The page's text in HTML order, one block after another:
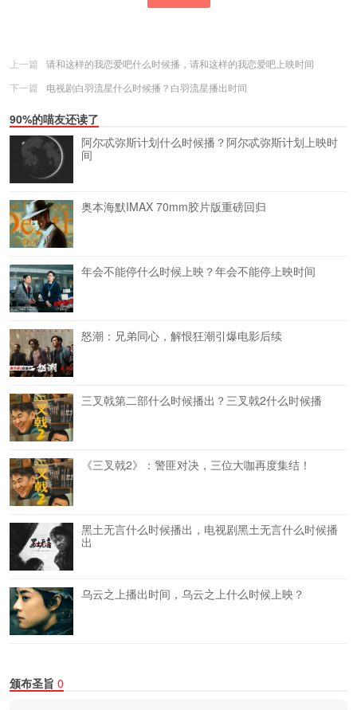
上一篇
请和这样的我恋爱吧什么时候播，请和这样的我恋爱吧上映时间
下一篇
电视剧白羽流星什么时候播？白羽流星播出时间
90%的喵友还读了
阿尔忒弥斯计划什么时候播？阿尔忒弥斯计划上映时
间
奥本海默IMAX 70mm胶片版重磅回归
年会不能停什么时候上映？年会不能停上映时间
怒潮：兄弟同心，解恨狂潮引爆电影后续
三叉戟第二部什么时候播出？三叉戟2什么时候播
《三叉戟2》：警匪对决，三位大咖再度集结！
黑土无言什么时候播出，电视剧黑土无言什么时候播
出
乌云之上播出时间，乌云之上什么时候上映？
颁布圣旨 0